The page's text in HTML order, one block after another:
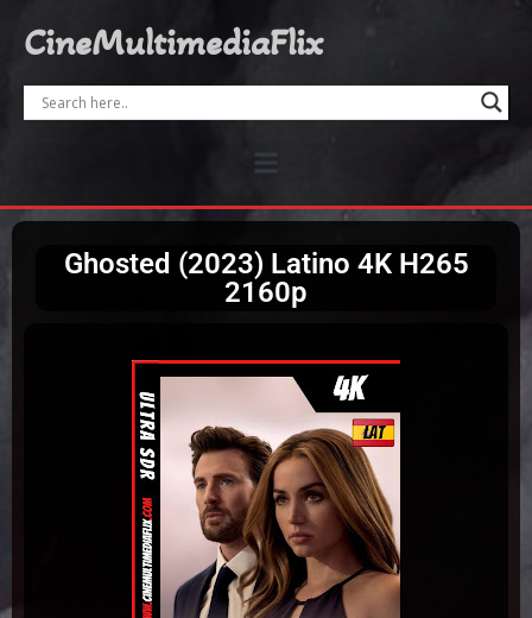
CineMultimediaFlix
Ghosted (2023) Latino 4K H265
2160p